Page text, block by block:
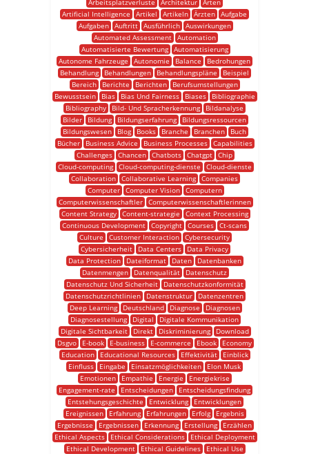
Arbeitsplatzverluste
Architektur Arten
Artificial Intelligence
Artikel Artikeln Ärzten Aufgabe
Aufgaben
Auftritt Ausführlich
Auswirkungen
Automated Assessment
Automation
Automatisierte Bewertung
Automatisierung
Autonome Fahrzeuge
Autonomie Balance
Bedrohungen
Behandlung
Behandlungen Behandlungspläne
Beispiel
Bereich
Berichte Berichten
Berufsumstellungen
Bewusstsein
Bias Bias Und Fairness Biases
Bibliographie
Bibliography
Bild- Und Spracherkennung
Bildanalyse
Bilder
Bildung Bildungserfahrung
Bildungsressourcen
Bildungswesen
Blog Books Branche Branchen
Buch
Bücher
Business Advice Business Processes
Capabilities
Challenges Chancen Chatbots Chatgpt Chip
Cloud-computing
Cloud-computing-dienste
Cloud-dienste
Collaboration Collaborative Learning Companies
Computer
Computer Vision
Computern
Computerwissenschaftler
Computerwissenschaftlerinnen
Content Strategy
Content-strategie
Context Processing
Continuous Development Copyright Courses Ct-scans
Culture
Customer Interaction Cybersecurity
Cybersicherheit
Data Centers
Data Privacy
Data Protection
Dateiformat Daten
Datenbanken
Datenmengen
Datenqualität
Datenschutz
Datenschutz Und Sicherheit
Datenschutzkonformität
Datenschutzrichtlinien
Datenstruktur
Datenzentren
Deep Learning
Deutschland Diagnose
Diagnosen
Diagnosestellung
Digital
Digitale Kommunikation
Digitale Sichtbarkeit
Direkt Diskriminierung
Download
Dsgvo
E-book E-business E-commerce Ebook
Economy
Education
Educational Resources Effektivität
Einblick
Einfluss
Eingabe Einsatzmöglichkeiten
Elon Musk
Emotionen
Empathie Energie
Energiekrise
Engagement-rate
Entscheidungen
Entscheidungsfindung
Entstehungsgeschichte
Entwicklung
Entwicklungen
Ereignissen
Erfahrung Erfahrungen Erfolg
Ergebnis
Ergebnisse
Ergebnissen Erkennung Erstellung
Erzählen
Ethical Aspects
Ethical Considerations
Ethical Deployment
Ethical Development
Ethical Guidelines
Ethical Use